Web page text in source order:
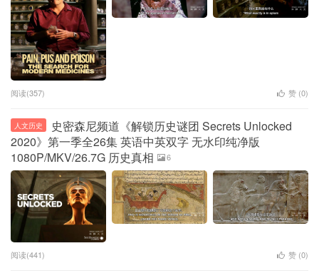
阅读(357) 赞 (0)
人文历史
史密森尼频道《解锁历史谜团 Secrets Unlocked
2020》第一季全26集 英语中英双字 无水印纯净版
1080P/MKV/26.7G 历史真相
6
阅读(441) 赞 (0)